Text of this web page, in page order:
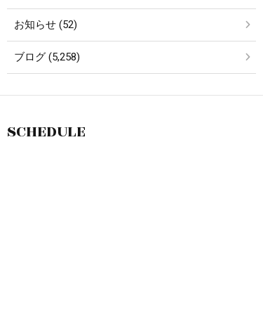
お知らせ (52)
ブログ (5,258)
SCHEDULE